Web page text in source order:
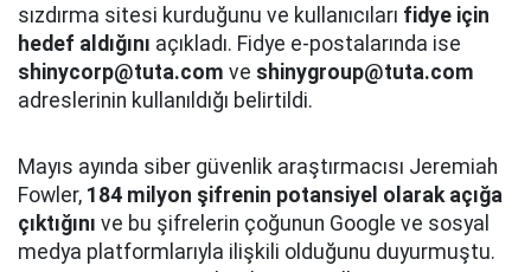
sızdırma sitesi kurduğunu ve kullanıcıları fidye için
hedef aldığını açıkladı. Fidye e-postalarında ise
shinycorp@tuta.com ve shinygroup@tuta.com
adreslerinin kullanıldığı belirtildi.
Mayıs ayında siber güvenlik araştırmacısı Jeremiah
Fowler, 184 milyon şifrenin potansiyel olarak açığa
çıktığını ve bu şifrelerin çoğunun Google ve sosyal
medya platformlarıyla ilişkili olduğunu duyurmuştu.